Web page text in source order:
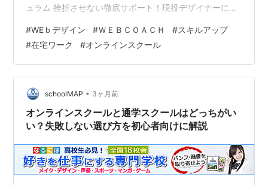
ュラム 挫折させない徹底サポート！現役デザイナーによ
フォリオ制作 こんにちは！ ビジネスブロガーのミチオで
す(^_-)-☆ 時間や場所にとらわれない働き方として WEB
デザイナーへの注目が高まっています。 しかし、独学で
のスキル習得に限界を 感じている方も多いのではないで
しょうか。 本記事では、未経験からでも実践的なスキル
が 身につくオンラ…
#WEｂデザイン #ＷＥＢＣＯＡＣＨ #スキルアップ
#在宅ワーク #オンラインスクール
schoolMAP • 3ヶ月前
オンラインスクールと通学スクールはどっちがい
い？失敗しない選び方を初心者向けに解説